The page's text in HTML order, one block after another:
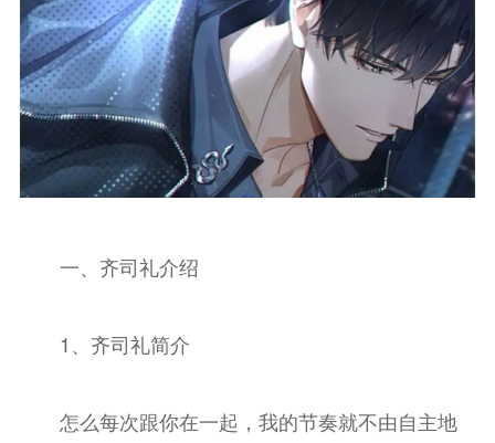
一、齐司礼介绍
1、齐司礼简介
怎么每次跟你在一起，我的节奏就不由自主地